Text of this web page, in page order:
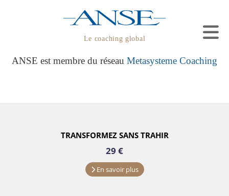
Le coaching global
ANSE est membre du réseau Metasysteme Coaching
TRANSFORMEZ SANS TRAHIR
29 €
En savoir plus
2500 €
4700 €
490 €